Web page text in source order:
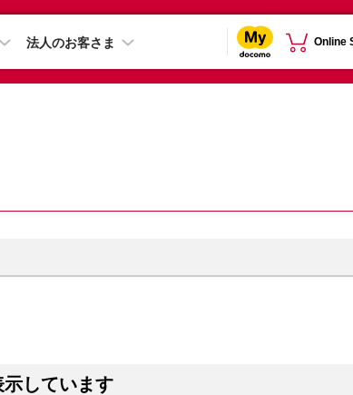
法人のお客さま Online
しています